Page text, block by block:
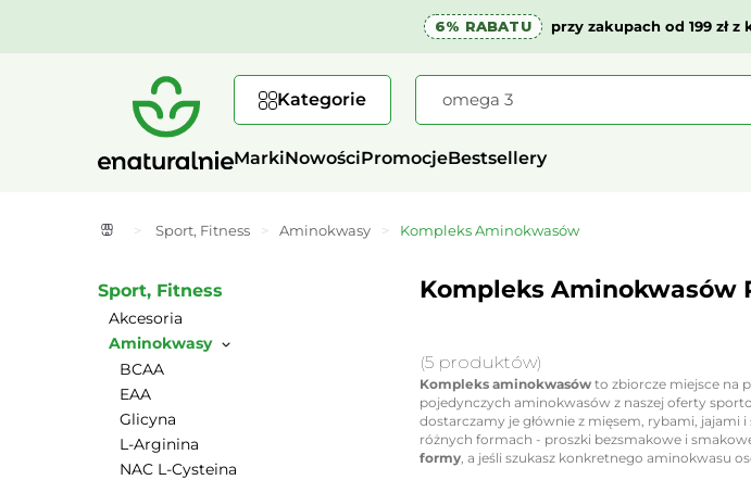
6% RABATU przy zakupach od 199 zł z
Kategorie
MarkiNowościPromocjeBestsellery
> Sport, Fitness > Aminokwasy > Kompleks Aminokwasów
Sport, Fitness
Akcesoria
Aminokwasy
BCAA
EAA
Glicyna
L-Arginina
NAC L-Cysteina
Kompleks Aminokwasów
(5 produktów)
Kompleks aminokwasówto zbiorcze miejsce na
pojedynczych aminokwasów z naszej oferty
dostarczamy je głównie z mięsem, rybami, jajami
różnych formach - proszki bezsmakowe i
formy, a jeśli szukasz konkretnego aminokwasu